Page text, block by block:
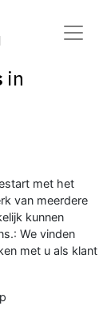
in
met het
van meerdere
kunnen
We vinden
met u als klant